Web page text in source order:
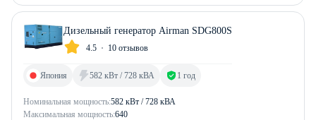
Дизельный генератор Airman SDG800S
4.5 10 отзывов
Номинальная мощность:582 кВт / 728 кВА
Максимальная мощность:640
Япония 582 кВт / 728 кВА 1 год